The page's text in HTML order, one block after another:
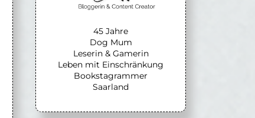
45 Jahre
Dog Mum
Leserin & Gamerin
Leben mit Einschränkung
Bookstagrammer
Saarland